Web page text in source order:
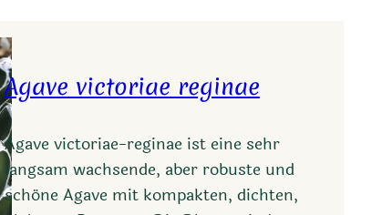
Agave victoriae reginae
Agave victoriae-reginae ist eine sehr
langsam wachsende, aber robuste und
schöne Agave mit kompakten, dichten,